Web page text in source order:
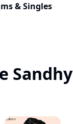
& Singles
Sandhy